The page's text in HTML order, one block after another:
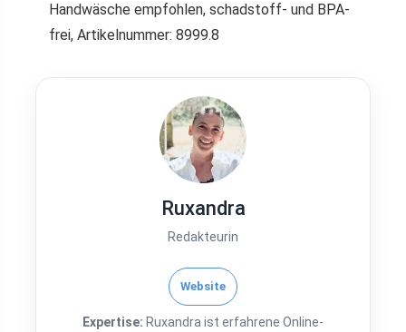
Handwäsche empfohlen, schadstoff- und BPA-
frei, Artikelnummer: 8999.8
Ruxandra
Redakteurin
Website
Expertise: Ruxandra ist erfahrene Online-